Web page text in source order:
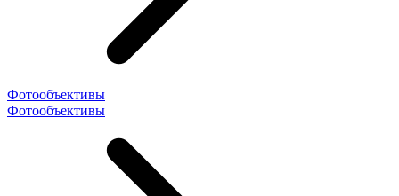
Фотообъективы
Фотообъективы